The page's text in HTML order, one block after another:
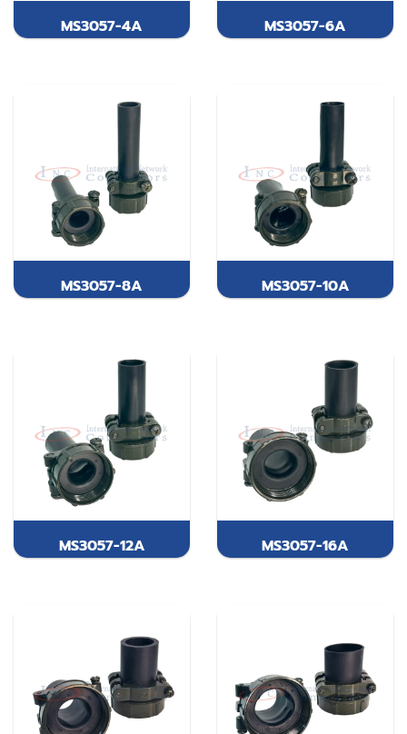
MS3057-4A MS3057-6A
MS3057-8A MS3057-10A
MS3057-12A MS3057-16A